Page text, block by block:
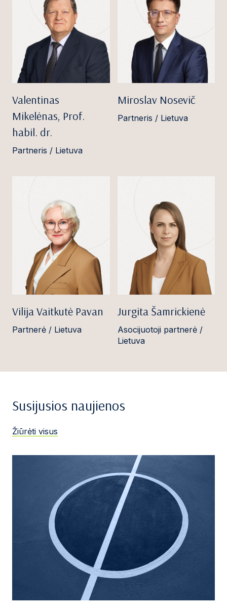
Valentinas
Mikelėnas, Prof.
habil. dr.
Partneris / Lietuva
Miroslav Nosevič
Partneris / Lietuva
Vilija Vaitkutė Pavan
Partnerė / Lietuva
Jurgita Šamrickienė
Asocijuotoji partnerė /
Lietuva
Susijusios naujienos
Žiūrėti visus